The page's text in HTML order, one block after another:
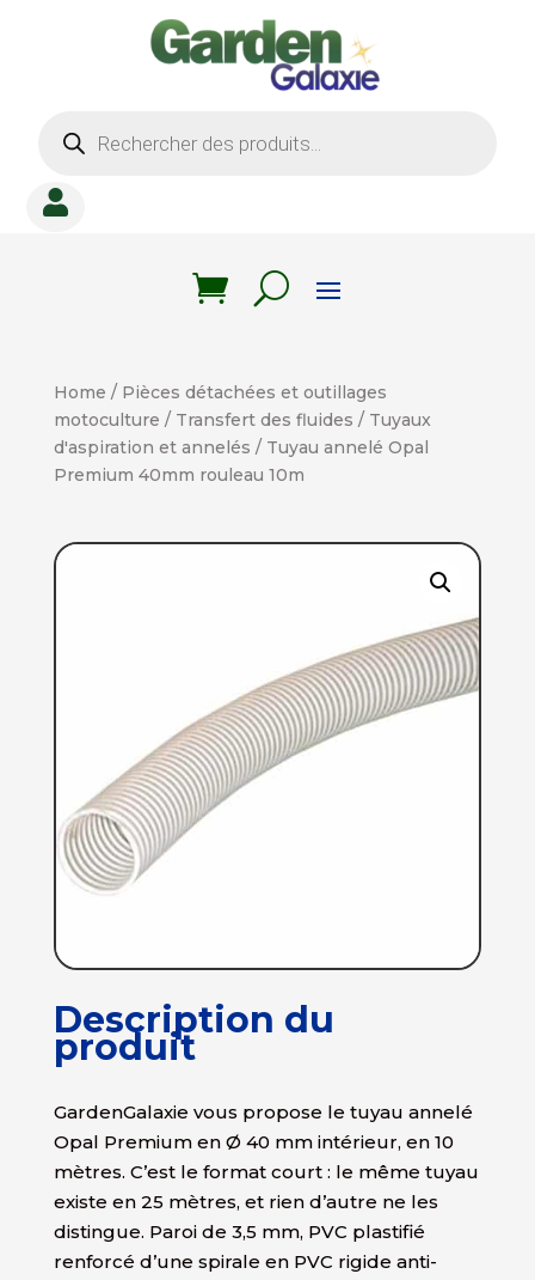
produits

Home / Pièces détachées et outillages
motoculture / Transfert des fluides / Tuyaux
d'aspiration et annelés / Tuyau annelé Opal
Premium 40mm rouleau 10m
Description du
produit
GardenGalaxie vous propose le tuyau annelé
Opal Premium en Ø 40 mm intérieur, en 10
mètres. C’est le format court : le même tuyau
existe en 25 mètres, et rien d’autre ne les
distingue. Paroi de 3,5 mm, PVC plastifié
renforcé d’une spirale en PVC rigide anti-